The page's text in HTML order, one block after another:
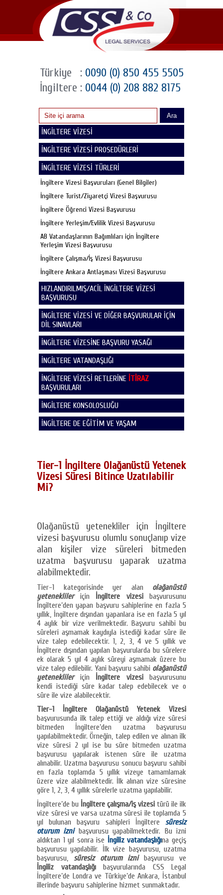
Türkiye : 0090 (0) 850 455 5505
İngiltere : 0044 (0) 208 882 8175
Ara
İNGİLTERE VİZESİ
İNGİLTERE VİZESİ PROSEDÜRLERİ
İNGİLTERE VİZESİ TÜRLERİ
İngiltere Vizesi Başvuruları (Genel Bilgiler)
İngiltere Turist/Ziyaretçi Vizesi Başvurusu
İngiltere Öğrenci Vizesi Başvurusu
İngiltere Yerleşim/Evlilik Vizesi Başvurusu
AB Vatandaşlarının Bağımlıları için İngiltere
Yerleşim Vizesi Başvurusu
İngiltere Çalışma/İş Vizesi Başvurusu
İngiltere Ankara Antlaşması Vizesi Başvurusu
HIZLANDIRILMIŞ/ACİL İNGİLTERE VİZESİ
BAŞVURUSU
İNGİLTERE VİZESİ VE DİĞER BAŞVURULAR İÇİN
DİL SINAVLARI
İNGİLTERE VİZESİNE BAŞVURU YASAĞI
İNGİLTERE VATANDAŞLIĞI
İNGİLTERE VİZESİ RETLERİNE İTİRAZ
BAŞVURULARI
İNGİLTERE KONSOLOSLUĞU
İNGİLTERE DE EĞİTİM VE YAŞAM
Tier-1 İngiltere Olağanüstü Yetenek
Vizesi Süresi Bitince Uzatılabilir
Mi?
Olağanüstü yetenekliler için İngiltere
vizesi başvurusu olumlu sonuçlanıp vize
alan kişiler vize süreleri bitmeden
uzatma başvurusu yaparak uzatma
alabilmektedir.
Tier-1 kategorisinde yer alan olağanüstü
yeteneklileriçin İngiltere vizesibaşvurusunu
İngiltere’den yapan başvuru sahiplerine en fazla 5
yıllık, İngiltere dışından yapanlara ise en fazla 5 yıl
4 aylık bir vize verilmektedir. Başvuru sahibi bu
süreleri aşmamak kaydıyla istediği kadar süre ile
vize talep edebilecektir. 1, 2, 3, 4 ve 5 yıllık ve
İngiltere dışından yapılan başvurularda bu sürelere
ek olarak 5 yıl 4 aylık süreyi aşmamak üzere bu
vize talep edilebilir. Yani başvuru sahibi olağanüstü
yetenekliler
için İngiltere vizesi başvurusunu
kendi istediği süre kadar talep edebilecek ve o
süre ile vize alabilecektir.
Tier-1 İngiltere Olağanüstü Yetenek Vizesi
başvurusunda ilk talep ettiği ve aldığı vize süresi
bitmeden İngiltere’den uzatma başvurusu
yapılabilmektedir. Örneğin, talep edilen ve alınan ilk
vize süresi 2 yıl ise bu süre bitmeden uzatma
başvurusu yapılarak istenen süre ile uzatma
alınabilir. Uzatma başvurusu sonucu başvuru sahibi
en fazla toplamda 5 yıllık vizeye tamamlamak
üzere vize alabilmektedir. İlk alınan vize süresine
göre 1, 2, 3, 4 yıllık sürelerle uzatma yapılabilir.
İngiltere’de bu İngiltere çalışma/iş vizesi türü ile ilk
vize süresi ve varsa uzatma süresi ile toplamda 5
yıl bulunan başvuru sahipleri İngiltere süresiz
oturum iznibaşvurusu yapabilmektedir. Bu izni
aldıktan 1 yıl sonra ise İngiliz vatandaşlığına geçiş
başvurusu yapılabilir. İlk vize başvurusu, uzatma
başvurusu, süresiz oturum iznibaşvurusu ve
İngiliz vatandaşlığıbaşvurularında CSS Legal
İngiltere’de Londra ve Türkiye’de Ankara, İstanbul
illerinde başvuru sahiplerine hizmet sunmaktadır.